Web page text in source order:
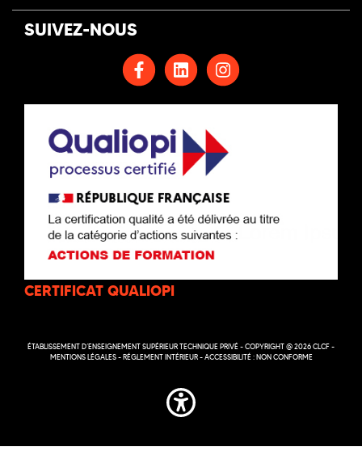
SUIVEZ-NOUS
CERTIFICAT QUALIOPI
ÉTABLISSEMENT D’ENSEIGNEMENT SUPÉRIEUR TECHNIQUE PRIVÉ - COPYRIGHT @ 2026 CLCF -
MENTIONS LÉGALES-RÉGLEMENT INTÉRIEUR-ACCESSIBILITÉ : NON CONFORME